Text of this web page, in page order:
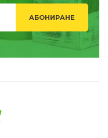
АБОНИРАНЕ